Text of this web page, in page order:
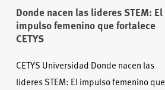
Donde nacen las lideres STEM: El
impulso femenino que fortalece
CETYS
CETYS Universidad Donde nacen las
lideres STEM: El impulso femenino que